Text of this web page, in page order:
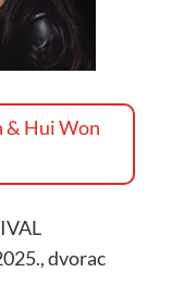
& Hui Won
dvorac